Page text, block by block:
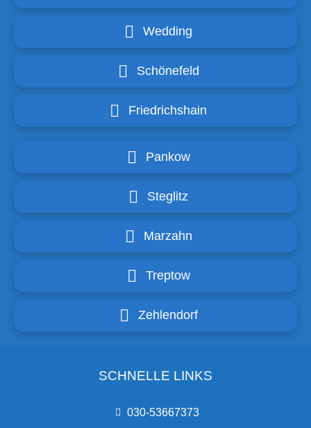
Wedding
Schönefeld
Friedrichshain
Pankow
Steglitz
Marzahn
Treptow
Zehlendorf
SCHNELLE LINKS
030-53667373